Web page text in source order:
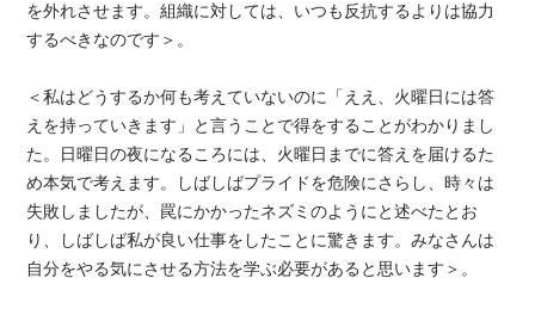
を外れさせます。組織に対しては、いつも反抗するよりは協力
するべきなのです＞。
＜私はどうするか何も考えていないのに「ええ、火曜日には答
えを持っていきます」と言うことで得をすることがわかりまし
た。日曜日の夜になるころには、火曜日までに答えを届けるた
め本気で考えます。しばしばプライドを危険にさらし、時々は
失敗しましたが、罠にかかったネズミのようにと述べたとお
り、しばしば私が良い仕事をしたことに驚きます。みなさんは
自分をやる気にさせる方法を学ぶ必要があると思います＞。